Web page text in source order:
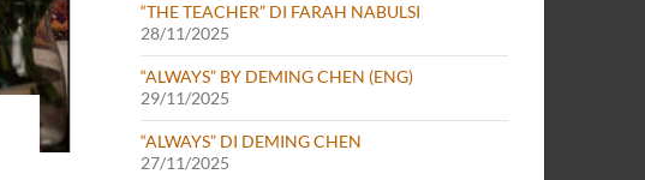
“THE TEACHER” DI FARAH NABULSI
28/11/2025
“ALWAYS” BY DEMING CHEN (ENG)
29/11/2025
“ALWAYS” DI DEMING CHEN
27/11/2025